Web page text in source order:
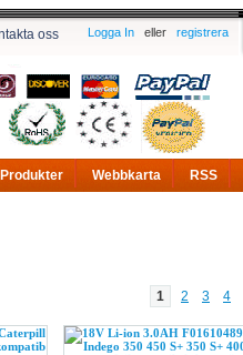
oss Logga In eller registrera
Webbkarta RSS
1 2 3 4